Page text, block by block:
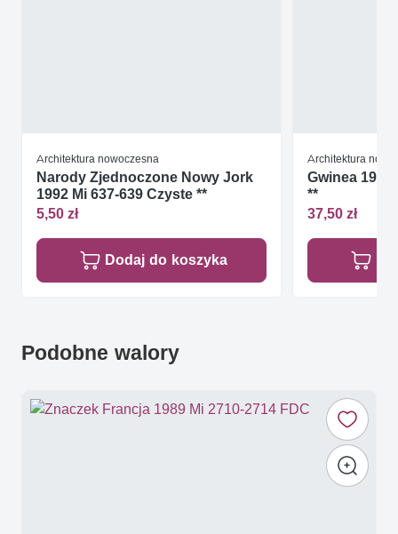
Architektura nowoczesna
Narody Zjednoczone Nowy Jork
1992 Mi 637-639 Czyste **
5,50 zł
Dodaj do koszyka
Architektura
Gwinea 1993
**
37,50 zł
Podobne walory